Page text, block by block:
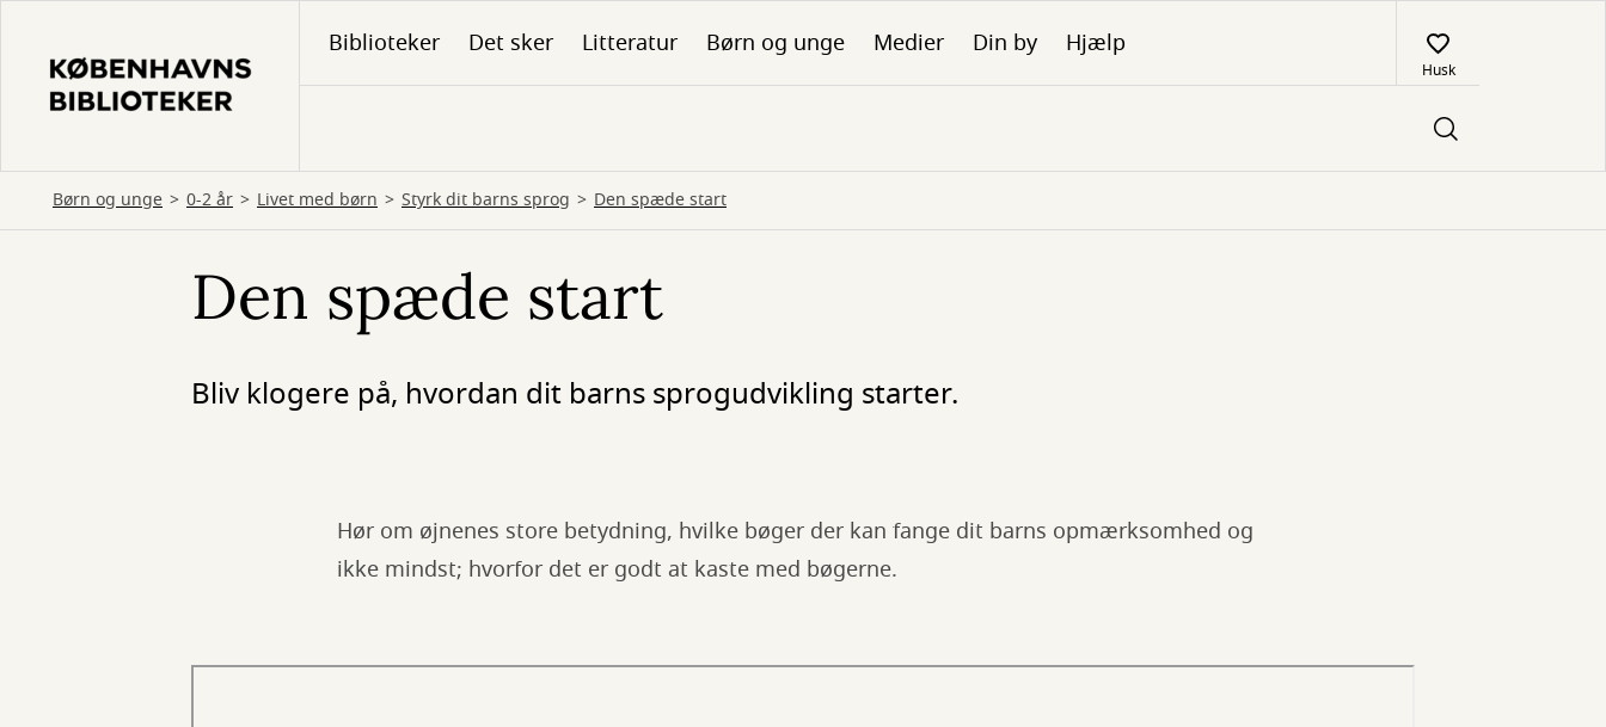
hovedindhold
Biblioteker Det sker Litteratur Børn og unge Medier Din by Hjælp
Husk
Børn og unge 0-2 år Livet med børn Styrk dit barns sprog Den spæde start
Den spæde start
Bliv klogere på, hvordan dit barns sprogudvikling starter.
Hør om øjnenes store betydning, hvilke bøger der kan fange dit barns opmærksomhed og
ikke mindst; hvorfor det er godt at kaste med bøgerne.